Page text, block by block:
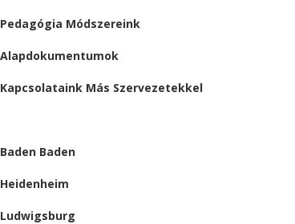
Pedagógia Módszereink
Alapdokumentumok
Kapcsolataink Más Szervezetekkel
Baden Baden
Heidenheim
Ludwigsburg